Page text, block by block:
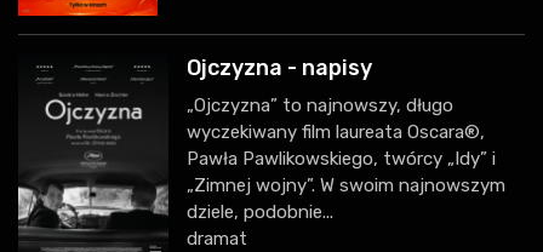
Ojczyzna - napisy
„Ojczyzna” to najnowszy, długo
wyczekiwany film laureata Oscara®,
Pawła Pawlikowskiego, twórcy „Idy” i
„Zimnej wojny”. W swoim najnowszym
dziele, podobnie...
dramat